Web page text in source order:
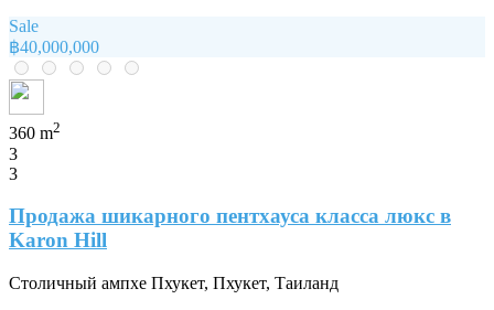
Sale
฿40,000,000
360 m2
3
3
Продажа шикарного пентхауса класса люкс в
Karon Hill
Столичный ампхе Пхукет, Пхукет, Таиланд